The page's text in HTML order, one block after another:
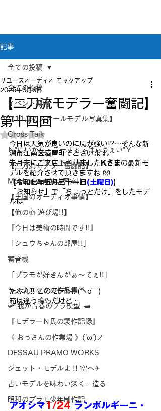
記事
全ての投稿
イベント案内
【11歳のスケールモデル写真集】
Cross Taik
Ｎ”にいがた・こーすと・はぃうぇい”Ｙ
【二刀流モデラー奮闘記】
Mockupの音波実習室!!
【王国のオーディオ事情】
【俺の👍 遊び場!!】
『今日は美術の時間です!!』
「シュウちゃんの部屋!!」
蓄音機
「プラモが好きんがぁ～てぇ!!」
🔧メカニックの作品集 🔨
🛩 我が青春のプラ模型 🛥
『モデラーＮ氏の製作記録』
《 おっさんの作業場 》('ω')ノ
DESSAU PRAMO WORKS
ジェット・モデルよ !! 空へ✈
古いモデルを味わい深く…造る
昭和のプラモ少年制作記
全ての投稿
【二刀流モデラー奮闘記】
第十四回
リユースオーディオ モックアップ
2025年6月6日
5つ星のうちNaNと評価されています。
今日は天気が良いのに風が強い!?…そんな新
潟市江南区酒屋町でございます。
先月末にご来店下さりました Kさまの最新モ
デルを紹介させて頂きますね 👐
【令和七年五月三十一日 (土曜日)】
「お知らせ」で「ちょっとだけ」をしたモデ
ルは…
たぶん!! このモデル!! (゜o゜)
箱は違う鴨🦆だけど…
アオシマ 1/24 ランボルギーニ・